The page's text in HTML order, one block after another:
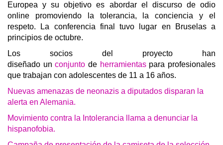
Europea y su objetivo es abordar el discurso de odio
online promoviendo la tolerancia, la conciencia y el
respeto. La conferencia final tuvo lugar en Bruselas a
principios de octubre.
Los socios del proyecto han
diseñado unconjunto de herramientaspara profesionales
que trabajan con adolescentes de 11 a 16 años.
Nuevas amenazas de neonazis a diputados disparan la
alerta en Alemania.
Movimiento contra la Intolerancia llama a denunciar la
hispanofobia.